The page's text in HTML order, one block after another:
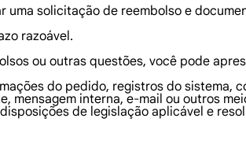
solicitação de reembolso e
razoável.
ou outras questões, você pode
do pedido, registros do sistema,
mensagem interna, e-mail ou outros
de legislação aplicável e